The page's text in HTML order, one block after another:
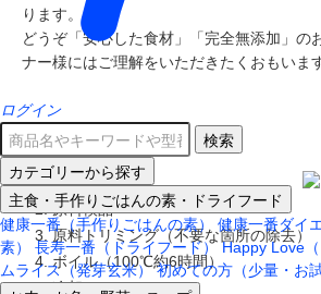
ログイン
検索
カテゴリーから探す
主食・手作りごはんの素・ドライフード
健康一番（手作りごはんの素）
健康一番ダイ
素）
長寿一番（ドライフード） Happy Love（
ムライス（発芽玄米） 初めての方（少量・お
ります。
どうぞ「安心した食材」「完全無添加」の
ナー様にはご理解をいただきたくおもいます
生産工程
1. 原料入荷
2. 原料検品
3. 原料トリミング（不要な箇所の除去）
4. ボイル（100℃約6時間）
5. 冷却